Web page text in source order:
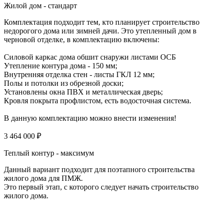
Жилой дом - стандарт
Комплектация подходит тем, кто планирует строительство
недорогого дома или зимней дачи. Это утепленный дом в
черновой отделке, в комплектацию включены:
Силовой каркас дома обшит снаружи листами ОСБ
Утепление контура дома - 150 мм;
Внутренняя отделка стен - листы ГКЛ 12 мм;
Полы и потолки из обрезной доски;
Установлены окна ПВХ и металлическая дверь;
Кровля покрыта профлистом, есть водосточная система.
В данную комплектацию можно внести изменения!
3 464 000 ₽
Теплый контур - максимум
Данный вариант подходит для поэтапного строительства
жилого дома для ПМЖ.
Это первый этап, с которого следует начать строительство
жилого дома.